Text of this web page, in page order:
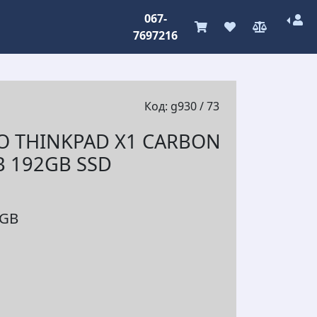
067-
7697216
Код: g930 / 73
THINKPAD X1 CARBON
SSD